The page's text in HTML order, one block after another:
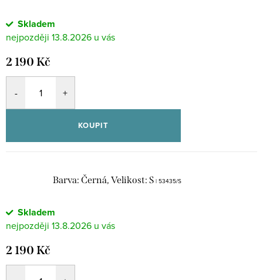
Skladem
13.8.2026
2 190 Kč
KOUPIT
Barva: Černá, Velikost: S | 53435/S
Skladem
13.8.2026
2 190 Kč